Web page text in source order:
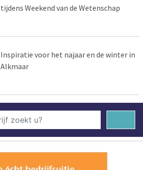
tijdens Weekend van de Wetenschap
Inspiratie voor het najaar en de winter in
Alkmaar